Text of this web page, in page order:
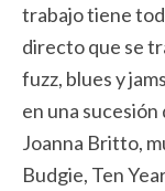
trabajo tiene
directo que se
fuzz, blues y
en una
Joanna Britto,
Budgie, Ten